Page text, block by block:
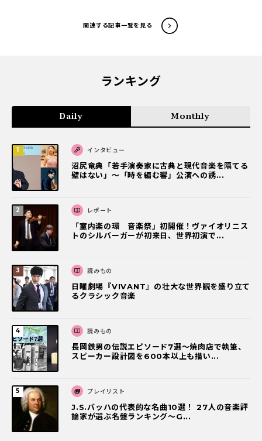
関連する記事一覧を見る
ランキング
Daily Monthly
インタビュー
沼尻竜典「若手演奏家に古典と現代音楽を隔てる
壁はない」～「時を編む響」公演への誘...
レポート
「室内楽の環 音楽祭」初開催！ヴァイオリニス
トのシルバーガーが初来日、世界初演で...
読みもの
日曜劇場『VIVANT』の壮大な世界観を盛り立て
るクラシック音楽
読みもの
長岡鉄男の伝説エピソード7選〜焼肉店で執筆、
スピーカー設計図を600本以上も描い...
プレイリスト
J.S.バッハの代表的な名曲10選！ 27人の音楽評
論家が選ぶ名盤ランキング〜G...